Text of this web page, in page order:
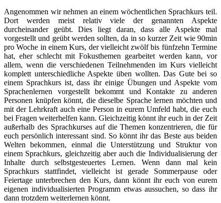
Angenommen wir nehmen an einem wöchentlichen Sprachkurs teil.
Dort werden meist relativ viele der genannten Aspekte
durcheinander geübt. Dies liegt daran, dass alle Aspekte mal
vorgestellt und geübt werden sollten, da in so kurzer Zeit wie 90min
pro Woche in einem Kurs, der vielleicht zwölf bis fünfzehn Termine
hat, eher schlecht mit Fokusthemen gearbeitet werden kann, vor
allem, wenn die verschiedenen Teilnehmenden im Kurs vielleicht
komplett unterschiedliche Aspekte üben wollten. Das Gute bei so
einem Sprachkurs ist, dass ihr einige Übungen und Aspekte vom
Sprachenlernen vorgestellt bekommt und Kontakte zu anderen
Personen knüpfen könnt, die dieselbe Sprache lernen möchten und
mit der Lehrkraft auch eine Person in eurem Umfeld habt, die euch
bei Fragen weiterhelfen kann. Gleichzeitig könnt ihr euch in der Zeit
außerhalb des Sprachkurses auf die Themen konzentrieren, die für
euch persönlich interessant sind. So könnt ihr das Beste aus beiden
Welten bekommen, einmal die Unterstützung und Struktur von
einem Sprachkurs, gleichzeitig aber auch die Individualisierung der
Inhalte durch selbstgesteuertes Lernen. Wenn dann mal kein
Sprachkurs stattfindet, vielleicht ist gerade Sommerpause oder
Feiertage unterbrechen den Kurs, dann könnt ihr euch von eurem
eigenen individualisierten Programm etwas aussuchen, so dass ihr
dann trotzdem weiterlernen könnt.